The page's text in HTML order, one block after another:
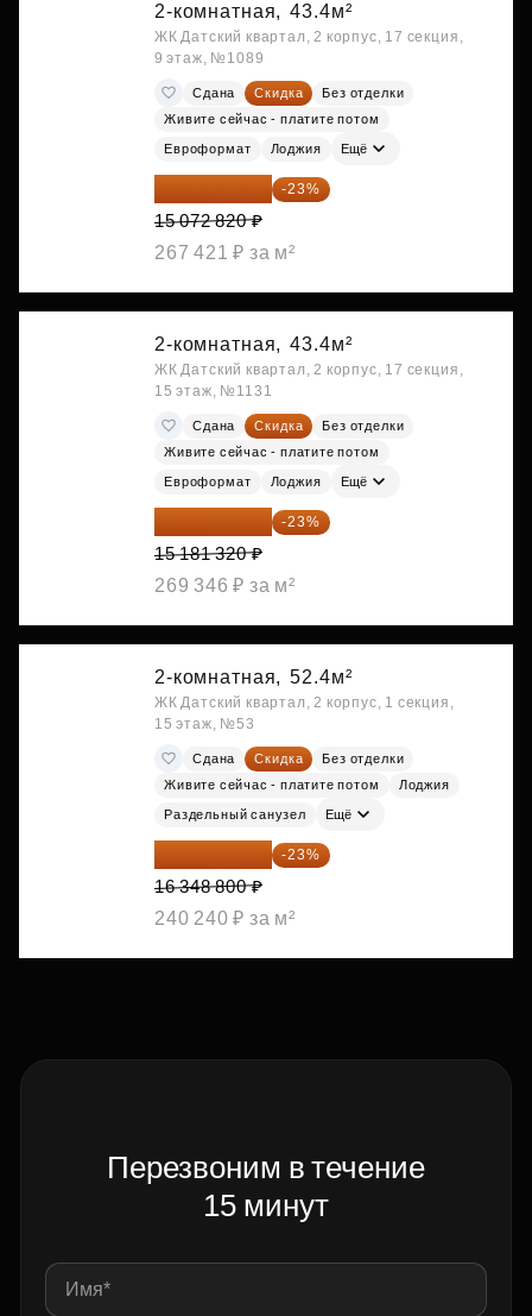
2-комнатная, 43.4м²
ЖК Датский квартал, 2 корпус, 17 секция,
9 этаж, №1089
Сдана Скидка
Без отделки
Живите сейчас - платите потом
Евроформат Лоджия Ещё
11 606 071 ₽ -23%
15 072 820 ₽
267 421 ₽ за м²
2-комнатная, 43.4м²
ЖК Датский квартал, 2 корпус, 17 секция,
15 этаж, №1131
Сдана Скидка
Без отделки
Живите сейчас - платите потом
Евроформат Лоджия Ещё
11 689 616 ₽ -23%
15 181 320 ₽
269 346 ₽ за м²
2-комнатная, 52.4м²
ЖК Датский квартал, 2 корпус, 1 секция,
15 этаж, №53
Сдана Скидка
Без отделки
Живите сейчас - платите потом
Лоджия
Раздельный санузел Ещё
12 588 576 ₽ -23%
16 348 800 ₽
240 240 ₽ за м²
Перезвоним в течение
15 минут